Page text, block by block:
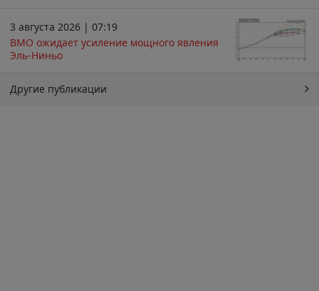
3 августа 2026 | 07:19
ВМО ожидает усиление мощного явления
Эль-Ниньо
Другие публикации